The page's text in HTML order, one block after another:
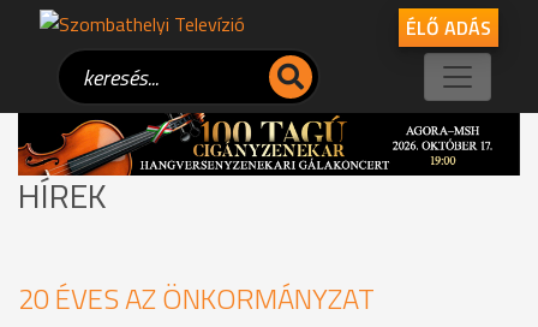
ÉLŐ ADÁS
HÍREK
20 ÉVES AZ ÖNKORMÁNYZAT